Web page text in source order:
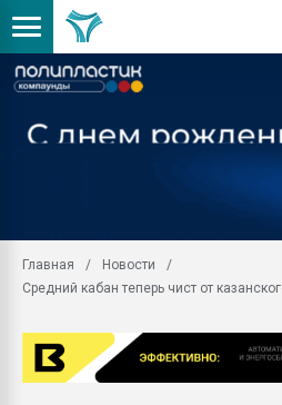
Главная
Новости
Средний кабан теперь чист от